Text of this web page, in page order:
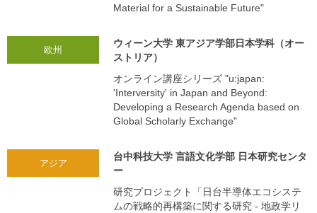
Material for a Sustainable Future"
欧州
ウィーン大学 東アジア学部日本学科（オー
ストリア）
オンライン講座シリーズ "u:japan:
'Interversity' in Japan and Beyond:
Developing a Research Agenda based on
Global Scholarly Exchange"
アジア
台中科技大学 言語文化学部 日本研究センタ
ー
研究プロジェクト「日台半導体エコシステ
ムの戦略的再構築に関する研究 - 地政学リ